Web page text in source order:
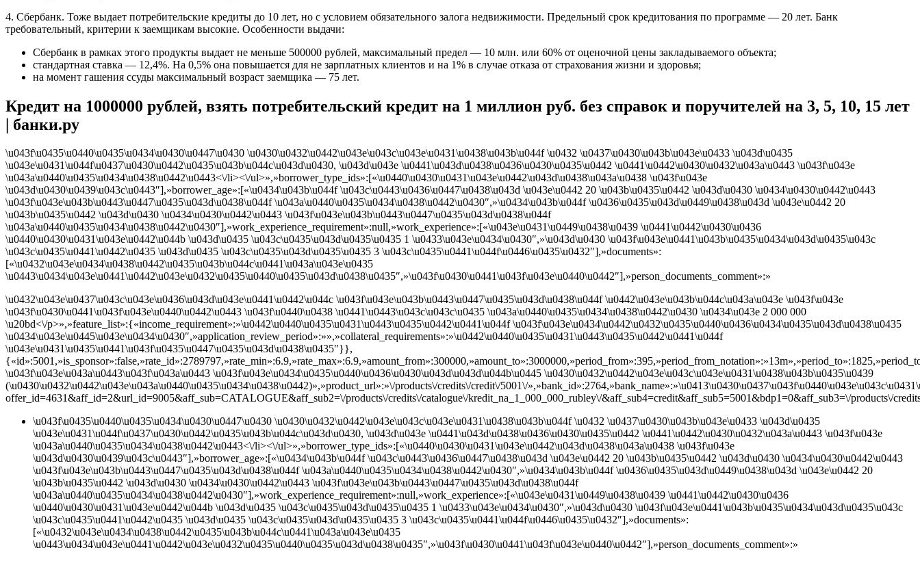
4. Сбербанк. Тоже выдает потребительские кредиты до 10 лет, но с условием обязательного залога недвижимости. Предельный срок кредитования по программе — 20 лет. Банк
требовательный, критерии к заемщикам высокие. Особенности выдачи:
Сбербанк в рамках этого продукты выдает не меньше 500000 рублей, максимальный предел — 10 млн. или 60% от оценочной цены закладываемого объекта;
стандартная ставка — 12,4%. На 0,5% она повышается для не зарплатных клиентов и на 1% в случае отказа от страхования жизни и здоровья;
на момент гашения ссуды максимальный возраст заемщика — 75 лет.
Кредит на 1000000 рублей, взять потребительский кредит на 1 миллион руб. без справок и поручителей на 3, 5, 10, 15 лет
| банки.ру
\u043f\u0435\u0440\u0435\u0434\u0430\u0447\u0430 \u0430\u0432\u0442\u043e\u043c\u043e\u0431\u0438\u043b\u044f \u0432 \u0437\u0430\u043b\u043e\u0433 \u043d\u0435
\u043e\u0431\u044f\u0437\u0430\u0442\u0435\u043b\u044c\u043d\u0430, \u043d\u043e \u0441\u043d\u0438\u0436\u0430\u0435\u0442 \u0441\u0442\u0430\u0432\u043a\u0443 \u043f\u043e
\u043a\u0440\u0435\u0434\u0438\u0442\u0443<\/li><\/ul>»,»borrower_type_ids»:[«\u0440\u0430\u0431\u043e\u0442\u043d\u0438\u043a\u0438 \u043f\u043e
\u043d\u0430\u0439\u043c\u0443″],»borrower_age»:[«\u0434\u043b\u044f \u043c\u0443\u0436\u0447\u0438\u043d \u043e\u0442 20 \u043b\u0435\u0442 \u043d\u0430 \u0434\u0430\u0442\u0443
\u043f\u043e\u043b\u0443\u0447\u0435\u043d\u0438\u044f \u043a\u0440\u0435\u0434\u0438\u0442\u0430″,»\u0434\u043b\u044f \u0436\u0435\u043d\u0449\u0438\u043d \u043e\u0442 20
\u043b\u0435\u0442 \u043d\u0430 \u0434\u0430\u0442\u0443 \u043f\u043e\u043b\u0443\u0447\u0435\u043d\u0438\u044f
\u043a\u0440\u0435\u0434\u0438\u0442\u0430″],»work_experience_requirement»:null,»work_experience»:[«\u043e\u0431\u0449\u0438\u0439 \u0441\u0442\u0430\u0436
\u0440\u0430\u0431\u043e\u0442\u044b \u043d\u0435 \u043c\u0435\u043d\u0435\u0435 1 \u0433\u043e\u0434\u0430″,»\u043d\u0430 \u043f\u043e\u0441\u043b\u0435\u0434\u043d\u0435\u043c
\u043c\u0435\u0441\u0442\u0435 \u043d\u0435 \u043c\u0435\u043d\u0435\u0435 3 \u043c\u0435\u0441\u044f\u0446\u0435\u0432″],»documents»:
[«\u0432\u043e\u0434\u0438\u0442\u0435\u043b\u044c\u0441\u043a\u043e\u0435
\u0443\u0434\u043e\u0441\u0442\u043e\u0432\u0435\u0440\u0435\u043d\u0438\u0435″,»\u043f\u0430\u0441\u043f\u043e\u0440\u0442″],»person_documents_comment»:»
\u0432\u043e\u0437\u043c\u043e\u0436\u043d\u043e\u0441\u0442\u044c \u043f\u043e\u043b\u0443\u0447\u0435\u043d\u0438\u044f \u0442\u043e\u043b\u044c\u043a\u043e \u043f\u043e
\u043f\u0430\u0441\u043f\u043e\u0440\u0442\u0443 \u043f\u0440\u0438 \u0441\u0443\u043c\u043c\u0435 \u043a\u0440\u0435\u0434\u0438\u0442\u0430 \u0434\u043e 2 000 000
\u20bd<\/p>»,»feature_list»:{«income_requirement»:»\u0442\u0440\u0435\u0431\u0443\u0435\u0442\u0441\u044f \u043f\u043e\u0434\u0442\u0432\u0435\u0440\u0436\u0434\u0435\u043d\u0438\u0435
\u0434\u043e\u0445\u043e\u0434\u0430″,»application_review_period»:»»,»collateral_requirements»:»\u0442\u0440\u0435\u0431\u0443\u0435\u0442\u0441\u044f
\u043e\u0431\u0435\u0441\u043f\u0435\u0447\u0435\u043d\u0438\u0435″}},
\u043f\u043e\u043a\u0443\u043f\u043a\u0443 \u043f\u043e\u0434\u0435\u0440\u0436\u0430\u043d\u043d\u044b\u0445 \u0430\u0432\u0442\u043e\u043c\u043e\u0431\u0438\u043b\u0435\u0439
(\u0430\u0432\u0442\u043e\u043a\u0440\u0435\u0434\u0438\u0442)»,»product_url»:»\/products\/credits\/credit\/5001\/
offer_id=4631&aff_id=2&url_id=9005&aff_sub=CATALOGUE&aff_sub2=\/products\/credits\/catalogue\/kredit_na_1_000_000_rubley\/&aff_sub4=credit&aff_sub5=5001&bdp1=0&aff_sub3=\/products\/
\u043f\u0435\u0440\u0435\u0434\u0430\u0447\u0430 \u0430\u0432\u0442\u043e\u043c\u043e\u0431\u0438\u043b\u044f \u0432 \u0437\u0430\u043b\u043e\u0433 \u043d\u0435
\u043e\u0431\u044f\u0437\u0430\u0442\u0435\u043b\u044c\u043d\u0430, \u043d\u043e \u0441\u043d\u0438\u0436\u0430\u0435\u0442 \u0441\u0442\u0430\u0432\u043a\u0443 \u043f\u043e
\u043a\u0440\u0435\u0434\u0438\u0442\u0443<\/li><\/ul>»,»borrower_type_ids»:[«\u0440\u0430\u0431\u043e\u0442\u043d\u0438\u043a\u0438 \u043f\u043e
\u043d\u0430\u0439\u043c\u0443″],»borrower_age»:[«\u0434\u043b\u044f \u043c\u0443\u0436\u0447\u0438\u043d \u043e\u0442 20 \u043b\u0435\u0442 \u043d\u0430 \u0434\u0430\u0442\u0443
\u043f\u043e\u043b\u0443\u0447\u0435\u043d\u0438\u044f \u043a\u0440\u0435\u0434\u0438\u0442\u0430″,»\u0434\u043b\u044f \u0436\u0435\u043d\u0449\u0438\u043d \u043e\u0442 20
\u043b\u0435\u0442 \u043d\u0430 \u0434\u0430\u0442\u0443 \u043f\u043e\u043b\u0443\u0447\u0435\u043d\u0438\u044f
\u043a\u0440\u0435\u0434\u0438\u0442\u0430″],»work_experience_requirement»:null,»work_experience»:[«\u043e\u0431\u0449\u0438\u0439 \u0441\u0442\u0430\u0436
\u0440\u0430\u0431\u043e\u0442\u044b \u043d\u0435 \u043c\u0435\u043d\u0435\u0435 1 \u0433\u043e\u0434\u0430″,»\u043d\u0430 \u043f\u043e\u0441\u043b\u0435\u0434\u043d\u0435\u043c
\u043c\u0435\u0441\u0442\u0435 \u043d\u0435 \u043c\u0435\u043d\u0435\u0435 3 \u043c\u0435\u0441\u044f\u0446\u0435\u0432″],»documents»:
[«\u0432\u043e\u0434\u0438\u0442\u0435\u043b\u044c\u0441\u043a\u043e\u0435
\u0443\u0434\u043e\u0441\u0442\u043e\u0432\u0435\u0440\u0435\u043d\u0438\u0435″,»\u043f\u0430\u0441\u043f\u043e\u0440\u0442″],»person_documents_comment»:»